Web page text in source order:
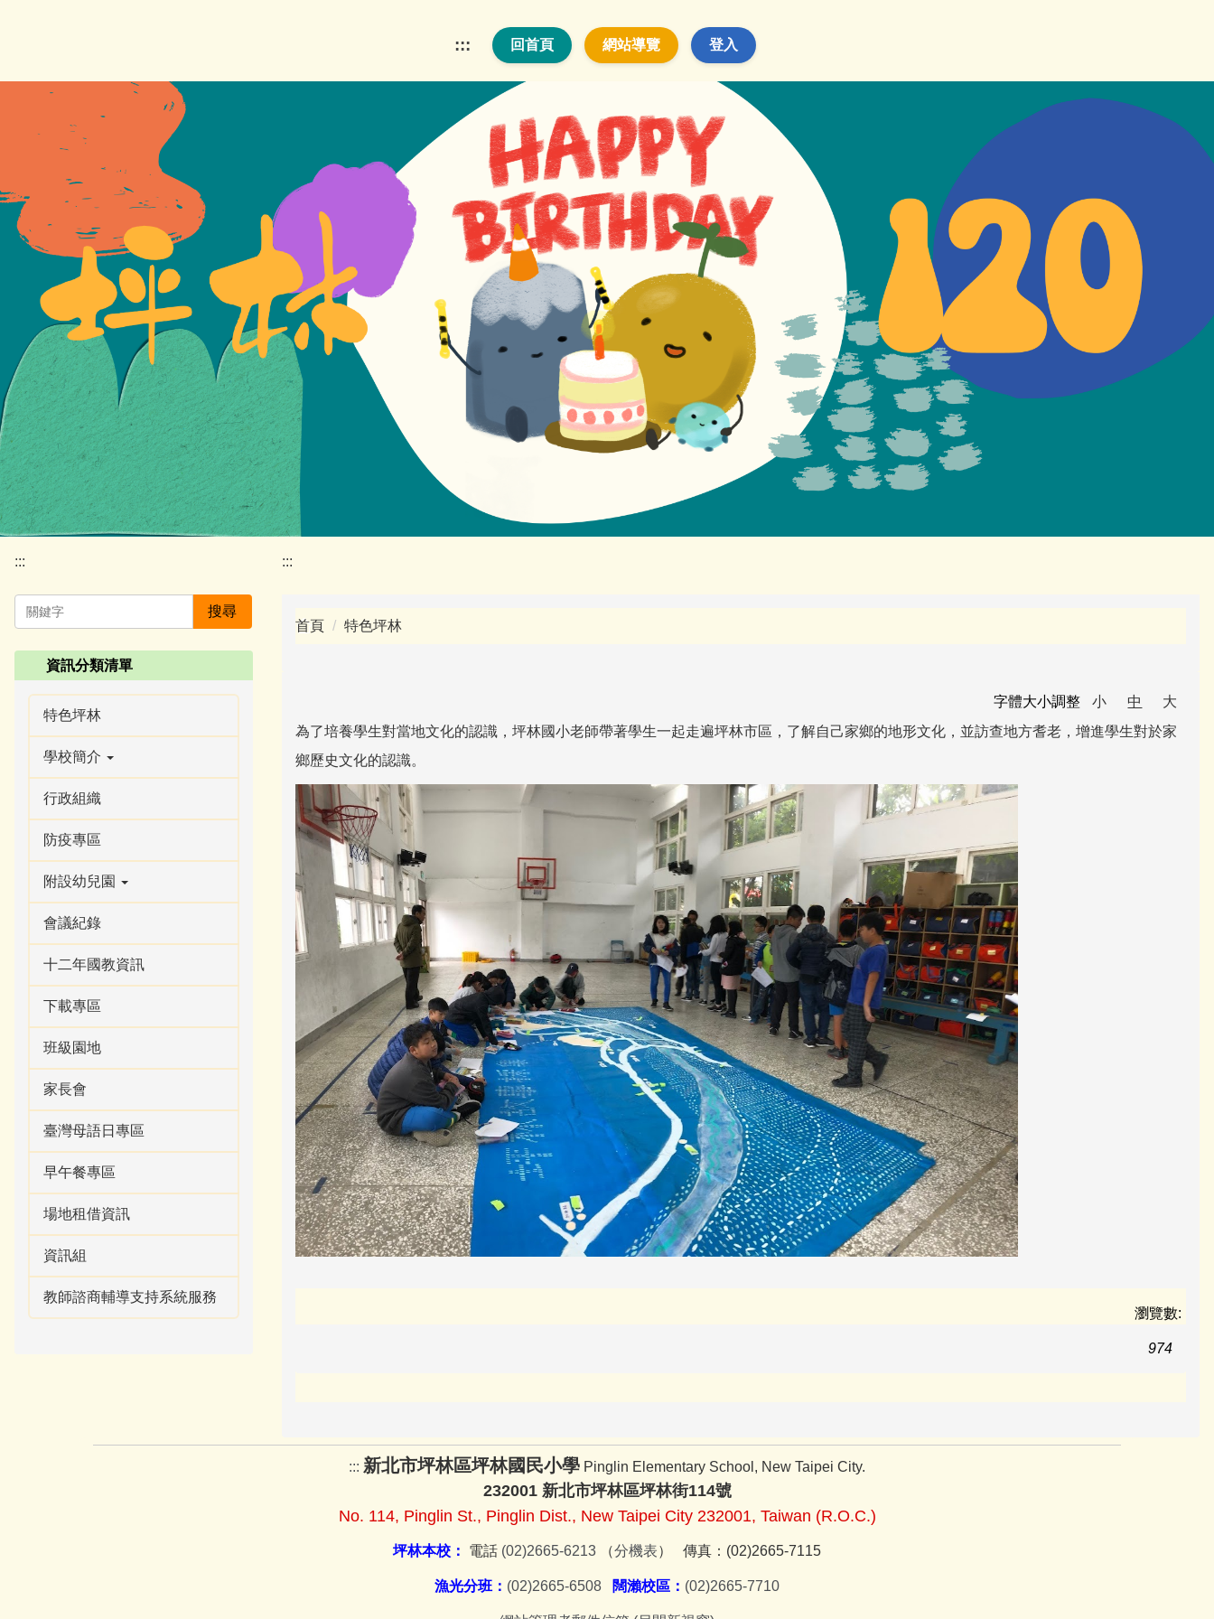
要
::: 回首頁 網站導覽 登入
:::
搜尋
資訊分類清單
特色坪林
學校簡介
行政組織
防疫專區
附設幼兒園
會議紀錄
十二年國教資訊
下載專區
班級園地
家長會
臺灣母語日專區
早午餐專區
場地租借資訊
資訊組
教師諮商輔導支持系統服務
:::
首頁 特色坪林
字體大小調整 小 中 大
為了培養學生對當地文化的認識，坪林國小老師帶著學生一起走遍坪林市區，了解自己家鄉的地形文化，並訪查地方耆老，增進學生對於家
鄉歷史文化的認識。
瀏覽數:
974
::: 新北市坪林區坪林國民小學 Pinglin Elementary School, New Taipei City.
232001 新北市坪林區坪林街114號
No. 114, Pinglin St., Pinglin Dist., New Taipei City 232001, Taiwan (R.O.C.)
坪林本校： 電話 (02)2665-6213 （分機表） 傳真：(02)2665-7115
漁光分班： (02)2665-6508 闊瀨校區： (02)2665-7710